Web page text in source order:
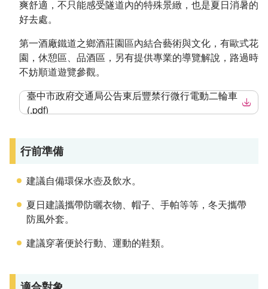
爽舒適，不只能感受隧道內的特殊景緻，也是夏日消暑的
好去處。
第一酒廠鐵道之鄉酒莊園區內結合藝術與文化，有歐式花
園，休憩區、品酒區，另有提供專業的導覽解說，路過時
不妨順道遊覽參觀。
臺中市政府交通局公告東后豐禁行微行電動二輪車
(.pdf)
行前準備
建議自備環保水壺及飲水。
夏日建議攜帶防曬衣物、帽子、手帕等等，冬天攜帶
防風外套。
建議穿著便於行動、運動的鞋類。